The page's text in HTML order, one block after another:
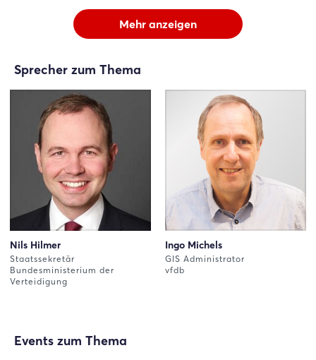
Mehr anzeigen
Sprecher zum Thema
Nils Hilmer
Staatssekretär
Bundesministerium der
Verteidigung
Ingo Michels
GIS Administrator
vfdb
Events zum Thema